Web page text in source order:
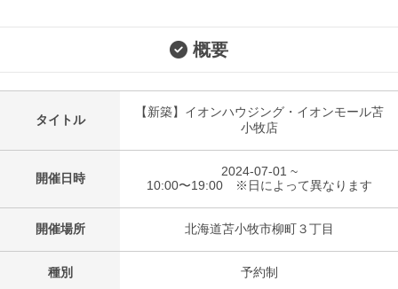
概要
タイトル
【新築】イオンハウジング・イオンモール苫
小牧店
開催日時
2024-07-01 ~
10:00〜19:00 ※日によって異なります
開催場所 北海道苫小牧市柳町３丁目
種別 予約制